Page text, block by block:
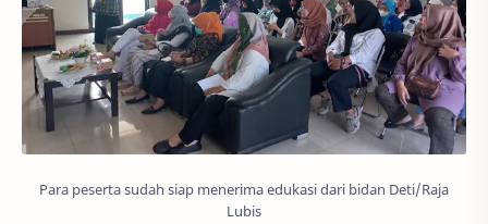
Para peserta sudah siap menerima edukasi dari bidan Deti/Raja
Lubis